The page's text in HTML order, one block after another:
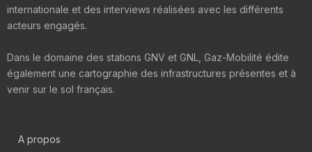
internationale et des interviews réalisées avec les différents
acteurs engagés.
Dans le domaine des stations GNV et GNL, Gaz-Mobilité édite
également une cartographie des infrastructures présentes et à
venir sur le sol français.
A propos